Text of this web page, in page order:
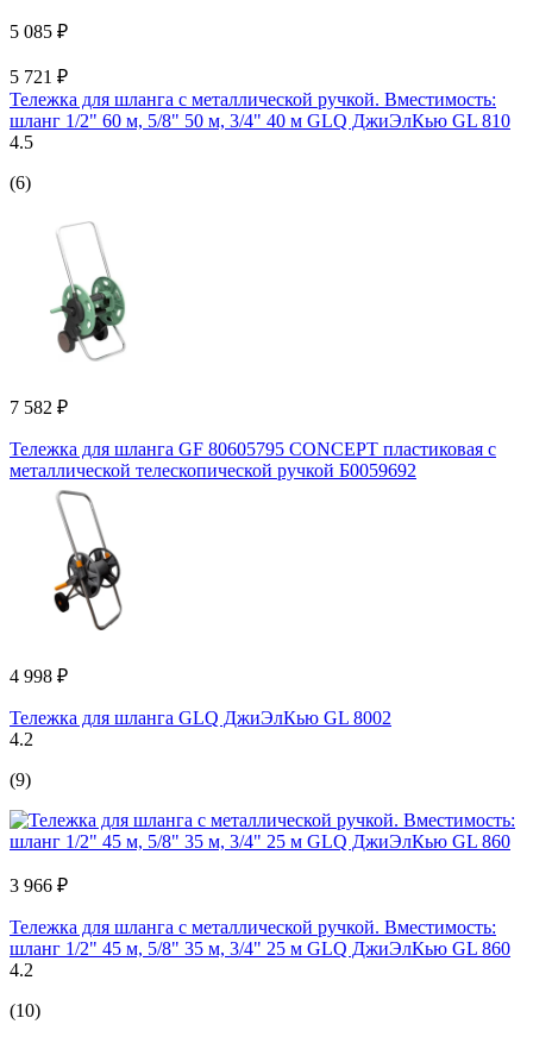
5 085 ₽
5 721 ₽
Тележка для шланга с металлической ручкой. Вместимость:
шланг 1/2" 60 м, 5/8" 50 м, 3/4" 40 м GLQ ДжиЭлКью GL 810
4.5
(6)
7 582 ₽
Тележка для шланга GF 80605795 CONCEPT пластиковая с
металлической телескопической ручкой Б0059692
4 998 ₽
Тележка для шланга GLQ ДжиЭлКью GL 8002
4.2
(9)
3 966 ₽
Тележка для шланга с металлической ручкой. Вместимость:
шланг 1/2" 45 м, 5/8" 35 м, 3/4" 25 м GLQ ДжиЭлКью GL 860
4.2
(10)